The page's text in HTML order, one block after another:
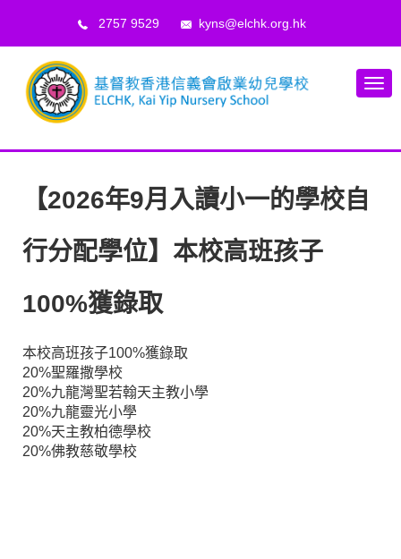
2757 9529 kyns@elchk.org.hk
【2026年9月入讀小一的學校自
行分配學位】本校高班孩子
100%獲錄取
本校高班孩子100%獲錄取
20%聖羅撒學校
20%九龍灣聖若翰天主教小學
20%九龍靈光小學
20%天主教柏德學校
20%佛教慈敬學校